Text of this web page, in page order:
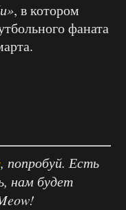
, в котором
фаната
, попробуй. Есть
нам будет